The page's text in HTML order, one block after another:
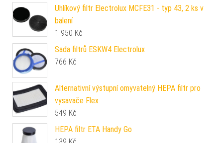
Uhlíkový filtr Electrolux MCFE31 - typ 43, 2 ks v
balení
1 950 Kč
Sada filtrů ESKW4 Electrolux
766 Kč
Alternativní výstupní omyvatelný HEPA filtr pro
vysavače Flex
549 Kč
HEPA filtr ETA Handy Go